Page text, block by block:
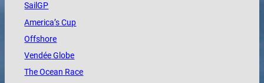
SailGP
America’s Cup
Offshore
VendéeGlobe
TheOcean Race